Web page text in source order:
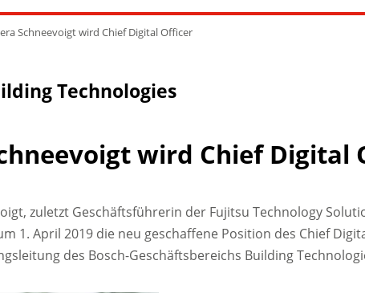
Schneevoigt wird Chief Digital Officer
Technologies
wird Chief Digital
zuletzt Geschäftsführerin der Fujitsu Technology
1. April 2019 die neu geschaffene Position des Chief
des Bosch-Geschäftsbereichs Building